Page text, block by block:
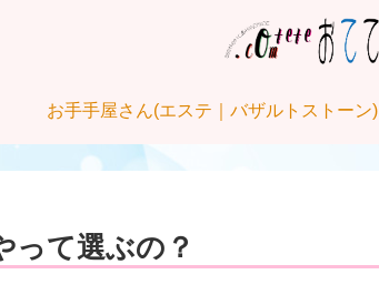
お手手屋さん(エステ｜バザルトストーン)
って選ぶの？